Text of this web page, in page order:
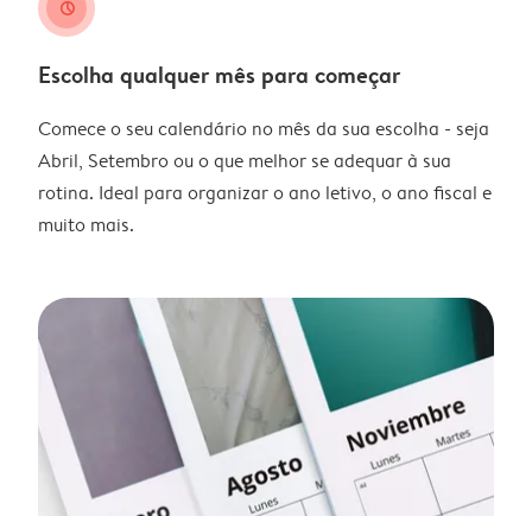
clock
Escolha qualquer mês para começar
Comece o seu calendário no mês da sua escolha - seja
Abril, Setembro ou o que melhor se adequar à sua
rotina. Ideal para organizar o ano letivo, o ano fiscal e
muito mais.